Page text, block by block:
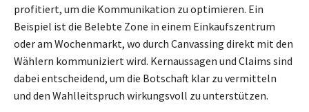
profitiert, um die Kommunikation zu optimieren. Ein
Beispiel ist die Belebte Zone in einem Einkaufszentrum
oder am Wochenmarkt, wo durch Canvassing direkt mit den
Wählern kommuniziert wird. Kernaussagen und Claims sind
dabei entscheidend, um die Botschaft klar zu vermitteln
und den Wahlleitspruch wirkungsvoll zu unterstützen.